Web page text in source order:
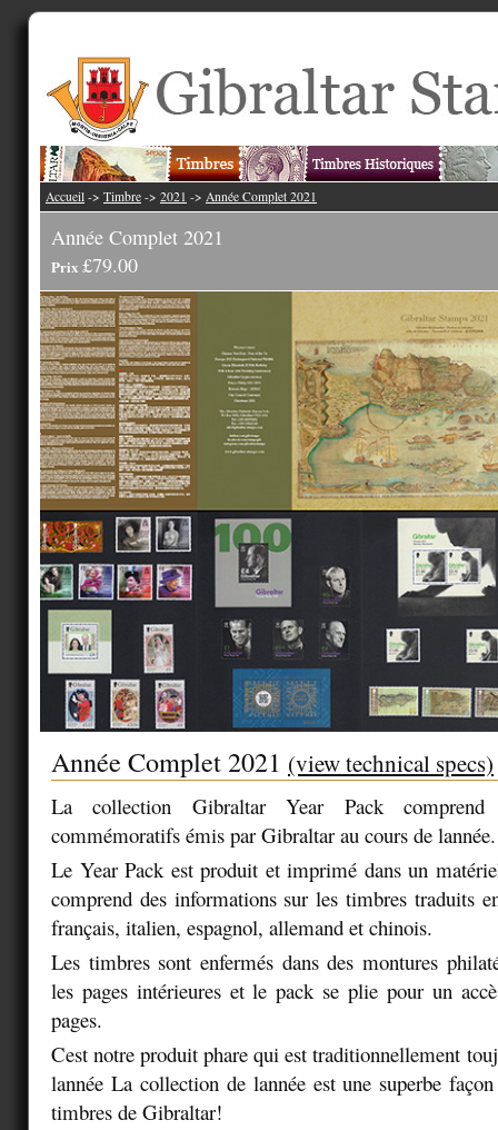
Accueil -> Timbre -> 2021 -> Année Complet 2021
Année Complet 2021
Prix £79.00
Année Complet 2021 (view technical specs)
La collection Gibraltar Year Pack
commémoratifs émis par Gibraltar au cours de lannée.
Le Year Pack est produit et imprimé dans un
comprend des informations sur les timbres traduits
français, italien, espagnol, allemand et chinois.
Les timbres sont enfermés dans des montures
les pages intérieures et le pack se plie pour un
pages.
Cest notre produit phare qui est traditionnellement
lannée La collection de lannée est une superbe
timbres de Gibraltar!